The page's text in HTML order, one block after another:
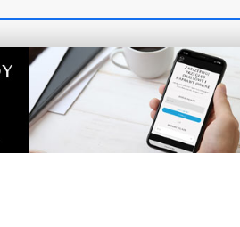
Jeśli widzisz niestosowny wpis - kliknij